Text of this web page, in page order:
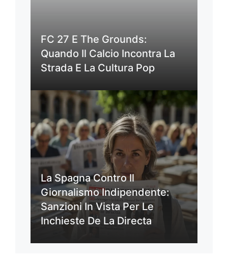
FC 27 E The Grounds:
Quando Il Calcio Incontra La
Strada E La Cultura Pop
La Spagna Contro Il
Giornalismo Indipendente:
Sanzioni In Vista Per Le
Inchieste De La Directa